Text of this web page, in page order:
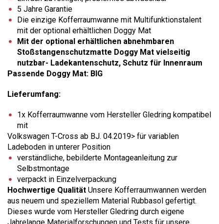
5 Jahre Garantie
Die einzige Kofferraumwanne mit Multifunktionstalent
mit der optional erhältlichen Doggy Mat
Mit der optional erhältlichen abnehmbaren
Stoßstangenschutzmatte Doggy Mat vielseitig
nutzbar- Ladekantenschutz, Schutz für Innenraum
Passende Doggy Mat: BIG
Lieferumfang:
1x Kofferraumwanne vom Hersteller Gledring kompatibel
mit
Volkswagen T-Cross ab BJ. 04.2019> für variablen
Ladeboden in unterer Position
verständliche, bebilderte Montageanleitung zur
Selbstmontage
verpackt in Einzelverpackung
Hochwertige Qualität Unsere Kofferraumwannen werden
aus neuem und speziellem Material Rubbasol gefertigt.
Dieses wurde vom Hersteller Gledring durch eigene
Jahrelange Materialforschungen und Tests für unsere